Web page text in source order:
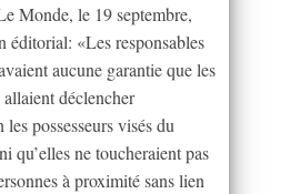
Monde, le 19 septembre,
éditorial: «Les responsables
aucune garantie que les
déclencher
possesseurs visés du
qu’elles ne toucheraient pas
à proximité sans lien